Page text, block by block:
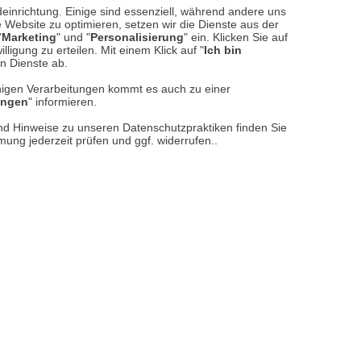
Einige sind essenziell, während andere uns
zu optimieren, setzen wir die Dienste aus der
Marketing" und "Personalisierung" ein. Klicken Sie auf
zu erteilen. Mit einem Klick auf "Ich bin
Dienste ab.
Verarbeitungen kommt es auch zu einer
" informieren.
Hinweise zu unseren Datenschutzpraktiken finden Sie
jederzeit prüfen und ggf. widerrufen..
Versand- und Zahlungsarten